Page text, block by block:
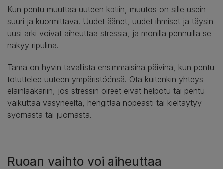
Kun pentu muuttaa uuteen kotiin, muutos on sille usein
suuri ja kuormittava. Uudet äänet, uudet ihmiset ja täysin
uusi arki voivat aiheuttaa stressiä, ja monilla pennuilla se
näkyy ripulina.
Tämä on hyvin tavallista ensimmäisinä päivinä, kun pentu
totuttelee uuteen ympäristöönsä. Ota kuitenkin yhteys
eläinlääkäriin, jos stressin oireet eivät helpotu tai pentu
vaikuttaa väsyneeltä, hengittää nopeasti tai kieltäytyy
syömästä tai juomasta.
Ruoan vaihto voi aiheuttaa